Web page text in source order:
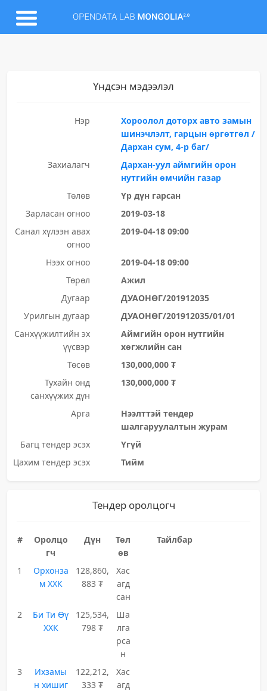
Үндсэн мэдээлэл
Нэр
Хороолол доторх авто замын
шинэчлэлт, гарцын өргөтгөл /
Дархан сум, 4-р баг/
Захиалагч
Дархан-уул аймгийн орон
нутгийн өмчийн газар
Төлөв
Үр дүн гарсан
Зарласан огноо
2019-03-18
Санал хүлээн авах
огноо
2019-04-18 09:00
Нээх огноо
2019-04-18 09:00
Төрөл
Ажил
Дугаар
ДУАОНӨГ/201912035
Урилгын дугаар
ДУАОНӨГ/201912035/01/01
Санхүүжилтийн эх
үүсвэр
Аймгийн орон нутгийн
хөгжлийн сан
Төсөв
130,000,000 ₮
Тухайн онд
санхүүжих дүн
130,000,000 ₮
Арга
Нээлттэй тендер
шалгаруулалтын журам
Багц тендер эсэх
Үгүй
Цахим тендер эсэх
Тийм
Тендер оролцогч
#
Оролцо
гч
Дүн
Төл
өв
Тайлбар
1
Орхонза
м ХХК
128,860,
883 ₮
Хас
агд
сан
2
Би Ти Өү
ХХК
125,534,
798 ₮
Ша
лга
рса
н
3
Ихзамы
н хишиг
122,212,
333 ₮
Хас
агд